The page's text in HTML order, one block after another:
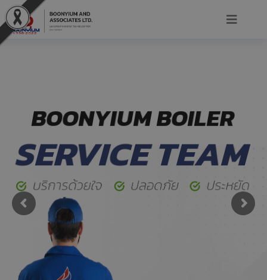
BOONYIUM BOILER
SERVICE TEAM